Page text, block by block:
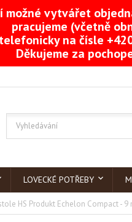
vytvářet
pracujeme (včetně
na čísle
Děkujeme za
LOVECKÉ POTŘEBY
HS Produkt Echelon Compact - 9